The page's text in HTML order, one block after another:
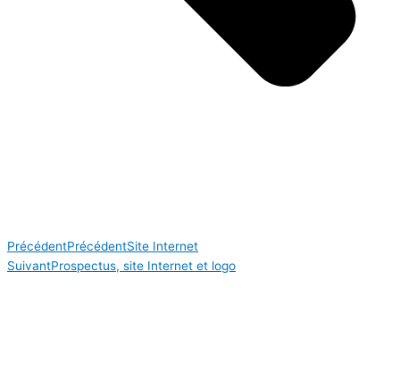
PrécédentPrécédentSite Internet
SuivantProspectus, site Internet et logo